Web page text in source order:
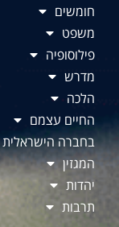
חומשים
משפט
פילוסופיה
מדרש
הלכה
החיים עצמם
בחברה הישראלית
המגזין
יהדות
תרבות